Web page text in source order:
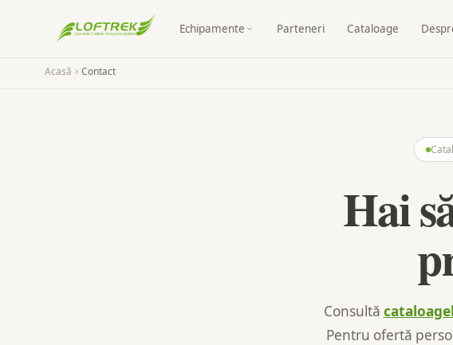
Echipamente Parteneri Cataloage
Acasă Contact
Hai
Consultă
Pentru ofertă